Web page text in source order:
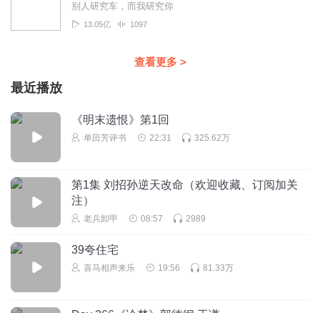
别人研究车，而我研究你
13.05亿 1097
查看更多 >
最近播放
《明末遗恨》第1回
单田芳评书 22:31 325.62万
第1集 刘招孙逆天改命（欢迎收藏、订阅加关
注）
老兵卸甲 08:57 2989
39夸住宅
喜马相声来乐 19:56 81.33万